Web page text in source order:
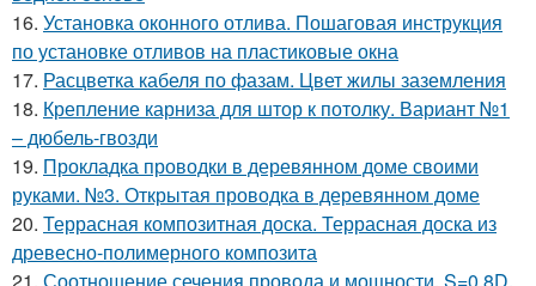
16. Установка оконного отлива. Пошаговая инструкция
по установке отливов на пластиковые окна
17. Расцветка кабеля по фазам. Цвет жилы заземления
18. Крепление карниза для штор к потолку. Вариант №1
– дюбель-гвозди
19. Прокладка проводки в деревянном доме своими
руками. №3. Открытая проводка в деревянном доме
20. Террасная композитная доска. Террасная доска из
древесно-полимерного композита